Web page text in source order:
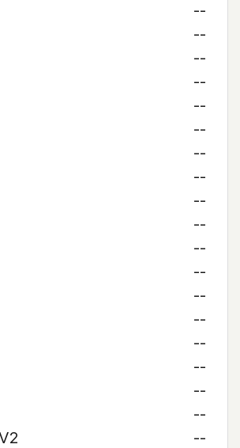
--
--
--
--
--
--
--
--
--
--
--
--
--
--
--
--
--
--
--